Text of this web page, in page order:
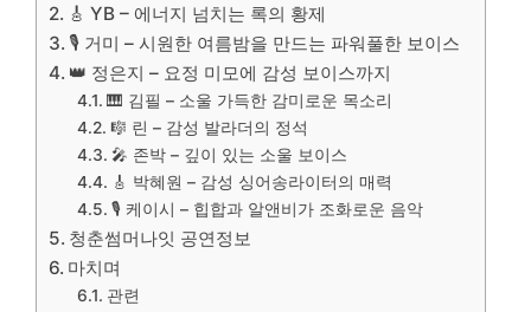
🎸 YB – 에너지 넘치는 록의 황제
🎙️ 거미 – 시원한 여름밤을 만드는 파워풀한 보이스
👑 정은지 – 요정 미모에 감성 보이스까지
🎹 김필 – 소울 가득한 감미로운 목소리
🎼 린 – 감성 발라더의 정석
🎤 존박 – 깊이 있는 소울 보이스
🎸 박혜원 – 감성 싱어송라이터의 매력
🎙️ 케이시 – 힙합과 알앤비가 조화로운 음악
청춘썸머나잇 공연정보
마치며
관련